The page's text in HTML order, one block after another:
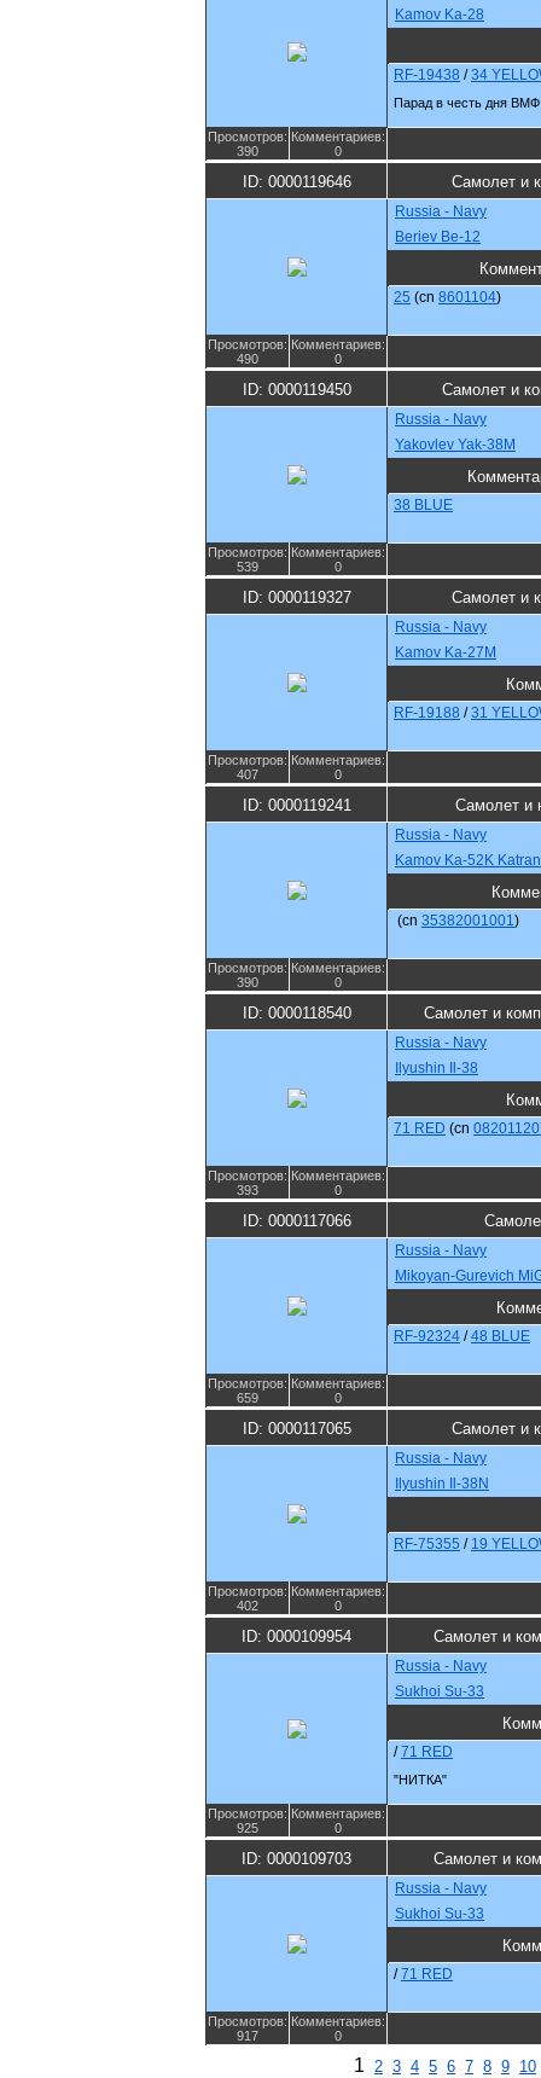
Kamov Ka-28
RF-19438 /34
Парад в честь дня
Просмотров:
390
Комментариев:
0
ID: 0000119646 Самолет и
Russia - Navy
Beriev Be-12
25 (cn 8601104)
Просмотров:
490
Комментариев:
0
ID: 0000119450 Самолет и
Russia - Navy
Yakovlev Yak-38M
38 BLUE
Просмотров:
539
Комментариев:
0
ID: 0000119327 Самолет и
Russia - Navy
Kamov Ka-27M
RF-19188 /31
Просмотров:
407
Комментариев:
0
ID: 0000119241 Самолет и
Russia - Navy
Kamov Ka-52K Katran
(cn 35382001001)
Просмотров:
390
Комментариев:
0
ID: 0000118540 Самолет и
Russia - Navy
Ilyushin Il-38
71 RED (cn
Просмотров:
393
Комментариев:
0
ID: 0000117066
Russia - Navy
Mikoyan-Gurevich
RF-92324 /48 BLUE
Просмотров:
659
Комментариев:
0
ID: 0000117065 Самолет и
Russia - Navy
Ilyushin Il-38N
RF-75355 / 19
Просмотров:
402
Комментариев:
0
ID: 0000109954 Самолет и
Russia - Navy
Sukhoi Su-33
/71 RED
"НИТКА"
Просмотров:
925
Комментариев:
0
ID: 0000109703 Самолет и
Russia - Navy
Sukhoi Su-33
/71 RED
Просмотров:
917
Комментариев:
0
1 2 3 4 5 6 7 8 9 10